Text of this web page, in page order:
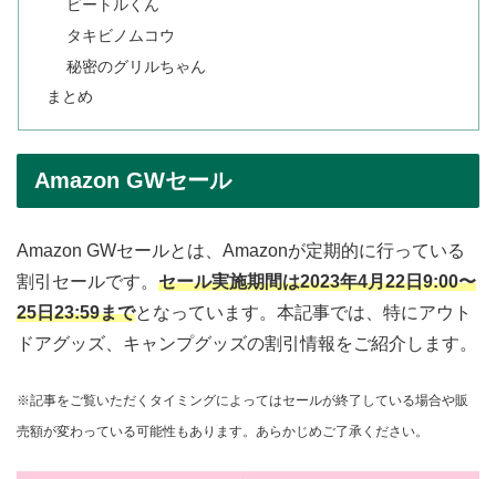
ビートルくん
タキビノムコウ
秘密のグリルちゃん
まとめ
Amazon GWセール
Amazon GWセールとは、Amazonが定期的に行っている
割引セールです。 セール実施期間は2023年4月22日9:00〜
25日23:59までとなっています。本記事では、特にアウト
ドアグッズ、キャンプグッズの割引情報をご紹介します。
※記事をご覧いただくタイミングによってはセールが終了している場合や販
売額が変わっている可能性もあります。あらかじめご了承ください。